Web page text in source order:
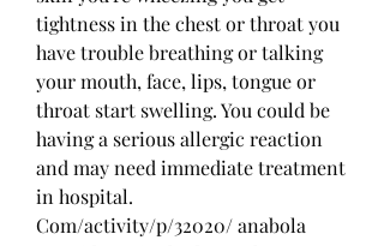
tightness in the chest or throat you
have trouble breathing or talking
your mouth, face, lips, tongue or
throat start swelling. You could be
having a serious allergic reaction
and may need immediate treatment
in hospital.
Com/activity/p/32020/ anabola